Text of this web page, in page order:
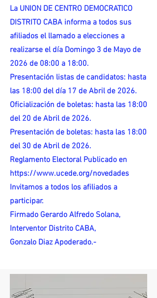
La UNION DE CENTRO DEMOCRATICO
DISTRITO CABA informa a todos sus
afiliados el llamado a elecciones a
realizarse el día Domingo 3 de Mayo de
2026 de 08:00 a 18:00.
Presentación listas de candidatos: hasta
las 18:00 del día 17 de Abril de 2026.
Oficialización de boletas: hasta las 18:00
del 20 de Abril de 2026.
Presentación de boletas: hasta las 18:00
del 30 de Abril de 2026.
Reglamento Electoral Publicado en
https://www.ucede.org/novedades
Invitamos a todos los afiliados a
participar.
Firmado Gerardo Alfredo Solana,
Interventor Distrito CABA,
Gonzalo Diaz Apoderado.-